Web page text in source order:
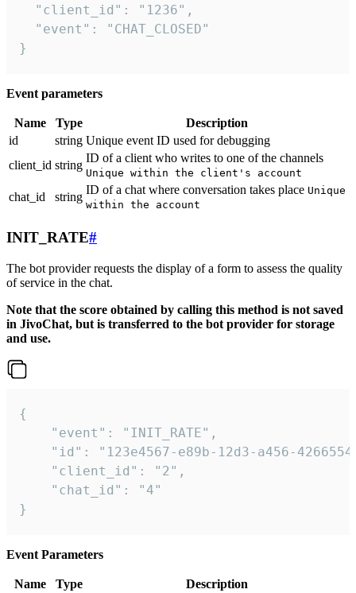
  "client_id": "1236",
  "event": "CHAT_CLOSED"
}
Event parameters
Name Type
Description
id
string Unique event ID used for debugging
client_id string
ID of a client who writes to one of the channels
Unique within the client's account
chat_id string
ID of a chat where conversation takes place Unique
within the account
INIT_RATE#
The bot provider requests the display of a form to assess the quality
of service in the chat.
Note that the score obtained by calling this method is not saved
in JivoChat, but is transferred to the bot provider for storage
and use.
{
    "event": "INIT_RATE",
"id": "123e4567-e89b-12d3-a456-
    "client_id": "2",
    "chat_id": "4"
}
Event Parameters
Name Type
Description